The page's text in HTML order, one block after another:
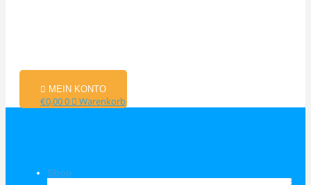
MEIN KONTO
€0,000 Warenkorb
Shop